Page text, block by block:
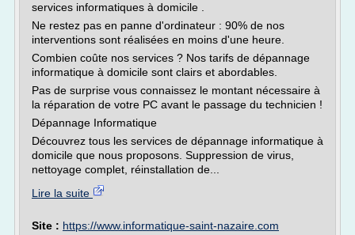
services informatiques à domicile .
Ne restez pas en panne d'ordinateur : 90% de nos
interventions sont réalisées en moins d'une heure.
Combien coûte nos services ? Nos tarifs de dépannage
informatique à domicile sont clairs et abordables.
Pas de surprise vous connaissez le montant nécessaire à
la réparation de votre PC avant le passage du technicien !
Dépannage Informatique
Découvrez tous les services de dépannage informatique à
domicile que nous proposons. Suppression de virus,
nettoyage complet, réinstallation de...
Lire la suite
Site : https://www.informatique-saint-nazaire.com